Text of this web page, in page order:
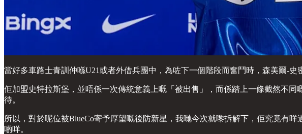
當好多車路士青訓仲喺U21或者外借兵團中，為咗下一個階段而奮鬥時，森美爾-史
佢加盟史特拉斯堡，並唔係一次傳統意義上嘅「被出售」，而係踏上一條截然不
待。
所以，對於呢位被BlueCo寄予厚望嘅後防新星，我哋今次就嚟拆解下，佢究竟有
啲咩。